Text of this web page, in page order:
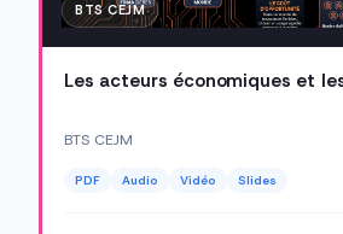
BTS CEJM
Les acteurs économiques et
BTS CEJM
PDF Audio Vidéo Slides